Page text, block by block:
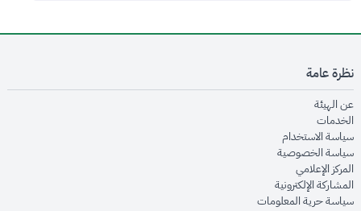
نظرة عامة
عن الهيئةopens in new window
الخدماتopens in new window
سياسة الاستخدام
سياسة الخصوصيةopens in new window
المركز الإعلاميopens in new window
المشاركة الإلكترونيةopens in new window
سياسة حرية المعلوماتopens in new window